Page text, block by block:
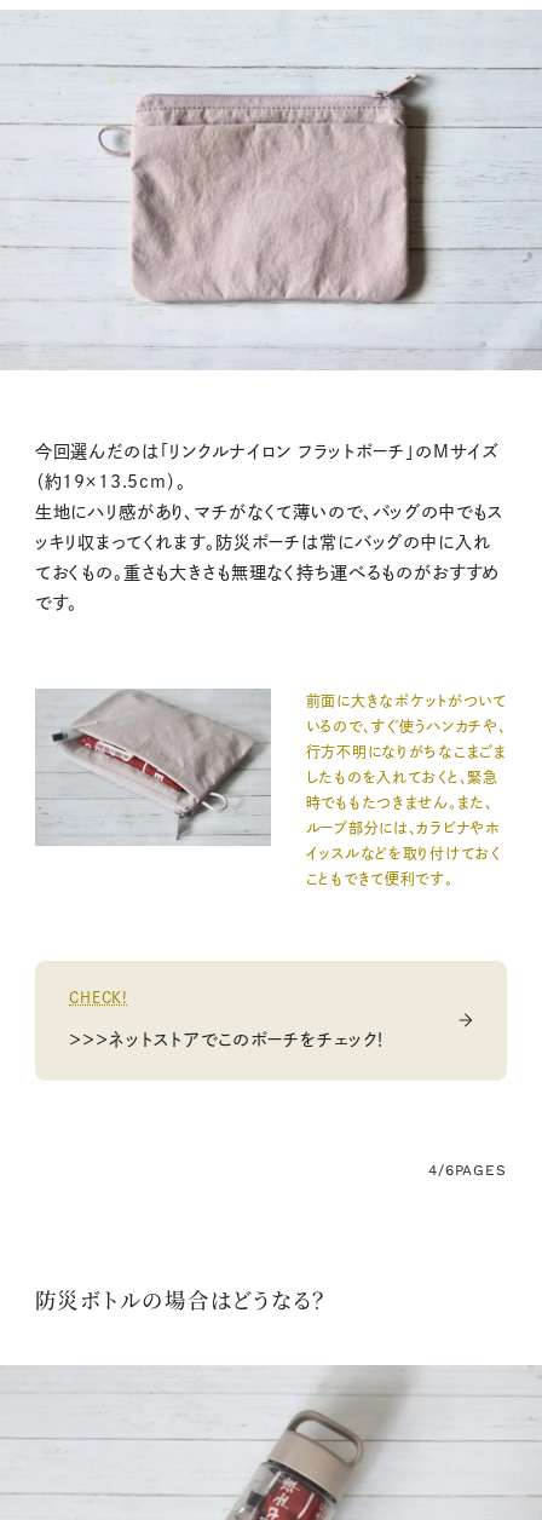
今回選んだのは「リンクルナイロン フラットポーチ」のMサイズ
（約19×13.5cm）。
生地にハリ感があり、マチがなくて薄いので、バッグの中でもス
ッキリ収まってくれます。防災ポーチは常にバッグの中に入れ
ておくもの。重さも大きさも無理なく持ち運べるものがおすすめ
です。
前面に大きなポケットがついて
いるので、すぐ使うハンカチや、
行方不明になりがちなこまごま
したものを入れておくと、緊急
時でももたつきません。また、
ループ部分には、カラビナやホ
イッスルなどを取り付けておく
こともできて便利です。
CHECK!
＞＞＞ネットストアでこのポーチをチェック！
4/6PAGES
防災ボトルの場合はどうなる？